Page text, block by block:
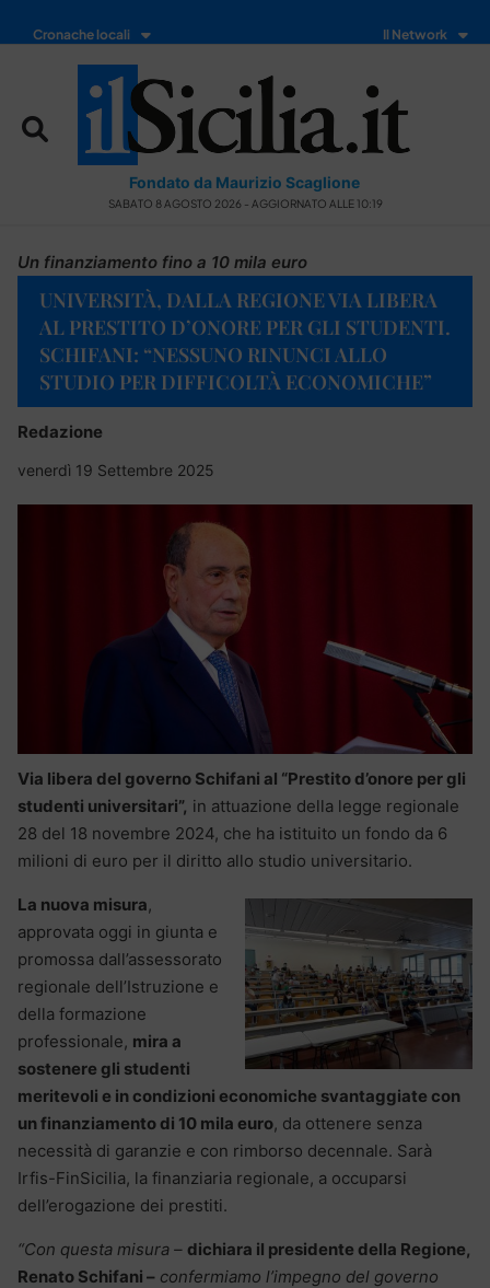
Cronache locali Il Network
Fondato da Maurizio Scaglione
SABATO 8 AGOSTO 2026 - AGGIORNATO ALLE 10:19
Un finanziamento fino a 10 mila euro
UNIVERSITÀ, DALLA REGIONE VIA LIBERA
AL PRESTITO D’ONORE PER GLI STUDENTI.
SCHIFANI: “NESSUNO RINUNCI ALLO
STUDIO PER DIFFICOLTÀ ECONOMICHE”
Redazione
venerdì 19 Settembre 2025
Via libera del governo Schifani al “Prestito d’onore per gli
studenti universitari”, in attuazione della legge regionale
28 del 18 novembre 2024, che ha istituito un fondo da 6
milioni di euro per il diritto allo studio universitario.
La nuova misura,
approvata oggi in giunta e
promossa dall’assessorato
regionale dell’Istruzione e
della formazione
professionale, mira a
sostenere gli studenti
meritevoli e in condizioni economiche svantaggiate con
un finanziamento di 10 mila euro, da ottenere senza
necessità di garanzie e con rimborso decennale. Sarà
Irfis-FinSicilia, la finanziaria regionale, a occuparsi
dell’erogazione dei prestiti.
“Con questa misura – dichiara il presidente della Regione,
Renato Schifani – confermiamo l’impegno del governo